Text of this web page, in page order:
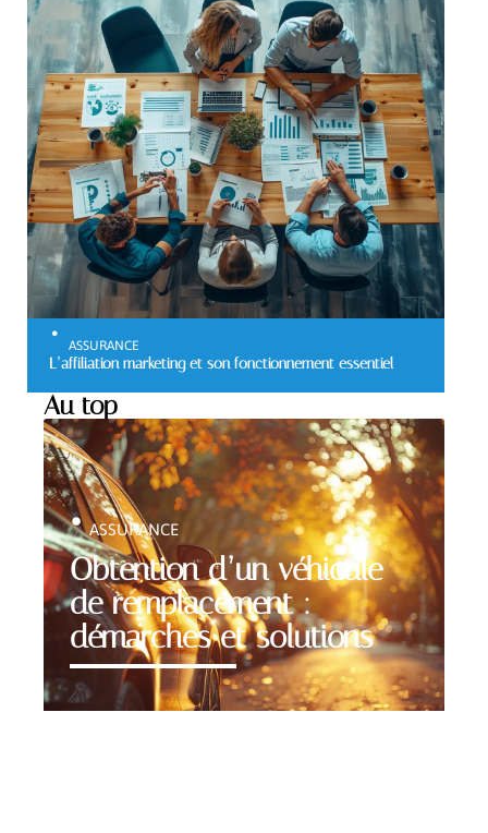
ASSURANCE
L’affiliation marketing et son fonctionnement essentiel
Au top
Obtention d’un véhicule
de remplacement :
démarches et solutions
ASSURANCE